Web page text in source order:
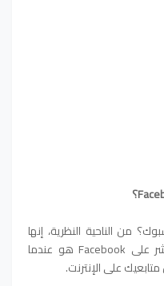
من الناحية النظرية، إنها
إجابة بسيطة: أفضل يوم ووقت للنشر على Facebook هو عندما
على الإنترنت.